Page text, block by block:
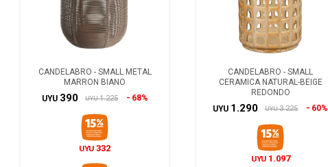
CANDELABRO - SMALL METAL
MARRON BIANO
UYU 390 UYU 1.225 68%
UYU 332
CANDELABRO - SMALL
CERAMICA NATURAL-BEIGE
REDONDO
UYU 1.290 UYU 3.225 60%
UYU 1.097